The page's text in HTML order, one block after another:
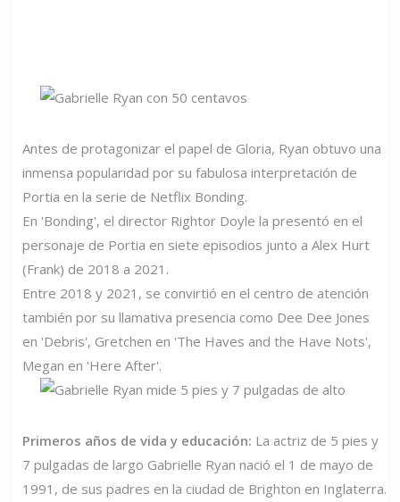
Antes de protagonizar el papel de Gloria, Ryan obtuvo una
inmensa popularidad por su fabulosa interpretación de
Portia en la serie de Netflix Bonding.
En 'Bonding', el director Rightor Doyle la presentó en el
personaje de Portia en siete episodios junto a Alex Hurt
(Frank) de 2018 a 2021.
Entre 2018 y 2021, se convirtió en el centro de atención
también por su llamativa presencia como Dee Dee Jones
en 'Debris', Gretchen en 'The Haves and the Have Nots',
Megan en 'Here After'.
Primeros años de vida y educación: La actriz de 5 pies y
7 pulgadas de largo Gabrielle Ryan nació el 1 de mayo de
1991, de sus padres en la ciudad de Brighton en Inglaterra.